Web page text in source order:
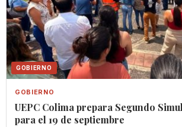
GOBIERNO
GOBIERNO
UEPC Colima prepara Segundo
para el 19 de septiembre